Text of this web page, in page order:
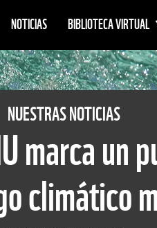
NOTICIAS BIBLIOTECA VIRTUAL
NUESTRAS NOTICIAS
marca un
climático